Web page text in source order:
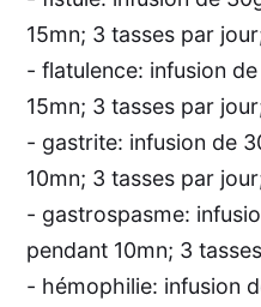
15mn; 3 tasses par
- flatulence: infusion
15mn; 3 tasses par
- gastrite: infusion de
10mn; 3 tasses par
- gastrospasme:
pendant 10mn; 3
- hémophilie: infusion